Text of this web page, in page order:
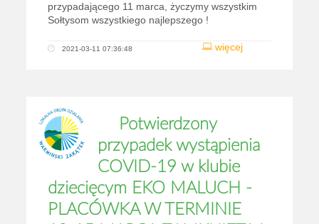
przypadającego 11 marca, życzymy wszystkim
Sołtysom wszystkiego najlepszego !
więcej
2021-03-11 07:36:48
Potwierdzony
przypadek wystąpienia
COVID-19 w klubie
dziecięcym EKO MALUCH -
PLACÓWKA W TERMINIE